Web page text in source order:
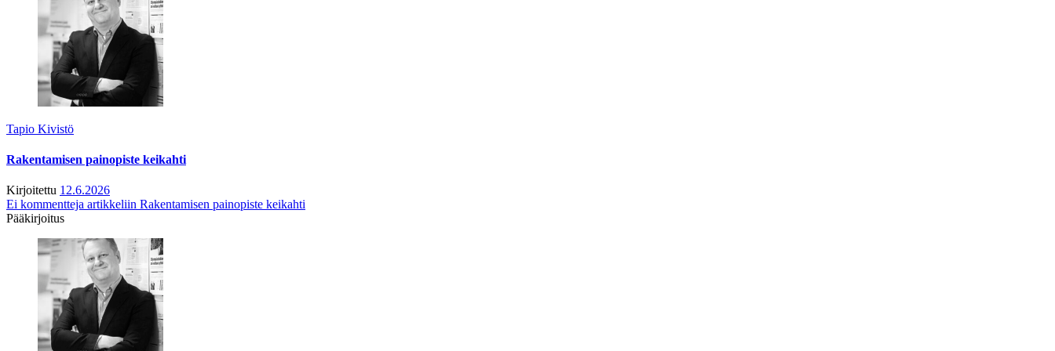
Tapio Kivistö
Rakentamisen painopiste keikahti
Kirjoitettu 12.6.2026
Ei kommentteja artikkeliin Rakentamisen painopiste keikahti
Pääkirjoitus